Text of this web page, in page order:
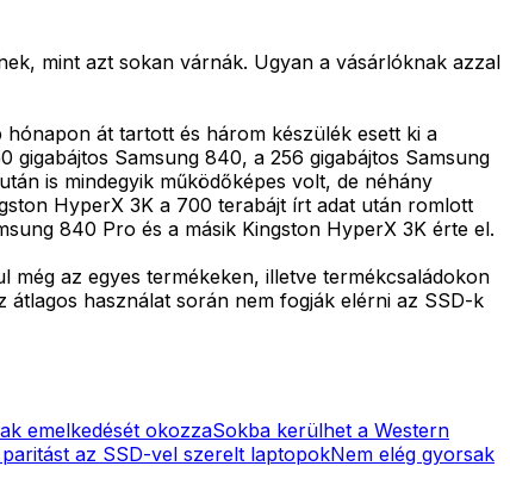
mint azt sokan várnák. Ugyan a vásárlóknak azzal
át tartott és három készülék esett ki a
Samsung 840, a 256 gigabájtos Samsung
is mindegyik működőképes volt, de néhány
HyperX 3K a 700 terabájt írt adat után romlott
840 Pro és a másik Kingston HyperX 3K érte el.
az egyes termékeken, illetve termékcsaládokon
használat során nem fogják elérni az SSD-k
emelkedését okozzaSokba kerülhet a Western
az SSD-vel szerelt laptopokNem elég gyorsak